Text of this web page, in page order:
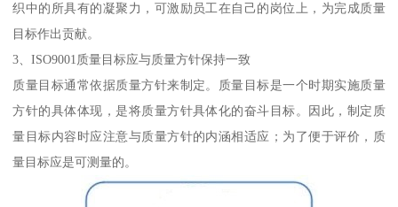
织中的所具有的凝聚力，可激励员工在自己的岗位上，为完成质量
目标作出贡献。
3、ISO9001质量目标应与质量方针保持一致
质量目标通常依据质量方针来制定。质量目标是一个时期实施质量
方针的具体体现，是将质量方针具体化的奋斗目标。因此，制定质
量目标内容时应注意与质量方针的内涵相适应；为了便于评价，质
量目标应是可测量的。